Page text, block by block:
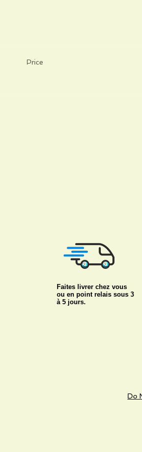
Price
Faites livrer chez vous
ou en point relais sous 3
à 5 jours.
Do